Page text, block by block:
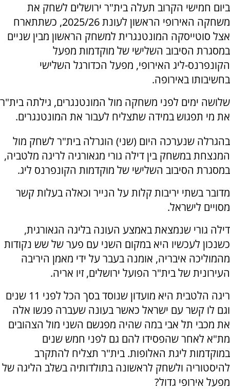
ביום חמישי הקרוב תעלה בית"ר ירושלים לשחק את
משחקה האירופי הראשון לעונת 2025/26, כשתתארח
אצל סוטייסקה המונטנגרית למשחק הראשון מבין שניים
במסגרת הסיבוב השלישי של מוקדמות מפעל
הקונפרנס-ליג האירופי, מפעל הכדורגל השלישי
בחשיבותו באירופה.
שלושה ימים לפני משחקה מול המונטנגרים, גילתה בית"ר
את מי תפגוש במידה שתצליח לעבור את המונטנגרים.
בהגרלה שנערכה היום (שני) הוגרלה בית"ר לשחק מול
המנצחת במשחק בין דילה גורי מגאורגיה לריגה מלטביה,
במסגרת הסיבוב השלישי של מוקדמות הקונפרנס ליג.
מדובר בשתי יריבות קלות על הנייר וכאלה בעלות קשר
מסויים לישראל.
דילה גורי שנמצאת באמצע העונה בליגה הגאורגית,
כשנכון לעכשיו היא במקום השני עם פער של שש נקודות
מהמוליכה איבריה, אומנה בעבר על ידי מאמן היריבה
העירונית של בית"ר הפועל ירושלים, זיו אריה.
ריגה הלטבית היא מועדון שנוסד בסך הכל לפני 11 שנים
וגם לו קשר עם ישראל כאשר בעונה שעברה פגשו אלה
את מכבי תל אבי במה שהיה מפגשם השני מול הצהובים
מת"א לאחר שהפסידו להם גם לפני חמש שנים
במוקדמות ליגת האלופות. בית"ר תצליח להתקרב
להיסטוריה ולשחק לראשונה בתולדותיה בשלב הליגה של
מפעל אירופי גדול?